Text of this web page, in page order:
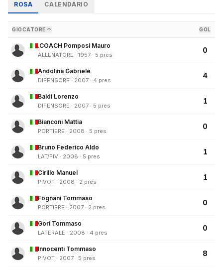
ROSA CALENDARIO
GIOCATORE ↑ GOL
.COACH Pomposi Mauro
ALLENATORE · 1957 · 5 pres
0
Andolina Gabriele
DIFENSORE · 2007 · 4 pres
4
Baldi Lorenzo
DIFENSORE · 2007 · 5 pres
1
Bianconi Mattia
PORTIERE · 2008 · 5 pres
0
Bruno Federico Aldo
LAT/PIV · 2008 · 5 pres
1
Cirillo Manuel
PIVOT · 2008 · 2 pres
1
Fognani Tommaso
PORTIERE · 2007 · 2 pres
0
Gori Tommaso
LATERALE · 2008 · 4 pres
0
Innocenti Tommaso
PIVOT · 2007 · 5 pres
8